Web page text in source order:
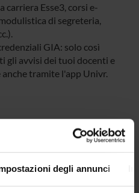
degli annunci
Esse3, corsi e-
di segreteria,
GIA: solo così
gli avvisi dei tuoi docenti e
tramite l'app Univr.